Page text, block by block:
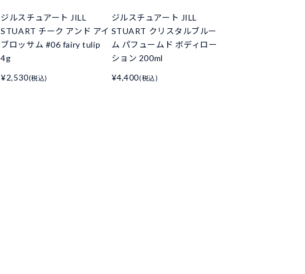
ジルスチュアート JILL
STUART チーク アンド アイ
ブロッサム #06 fairy tulip
4g
¥2,530(税込)
ジルスチュアート JILL
STUART クリスタルブルー
ム パフュームド ボディロー
ション 200ml
¥4,400(税込)